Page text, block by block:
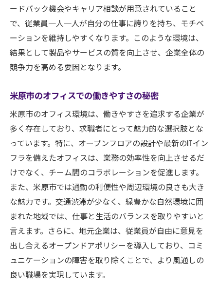
働く意義と快適オフィスの関係
米原市の快適オフィス求人で見つける新しいキ
ャリア
新しいキャリアの探し方
快適オフィスでのキャリア形成
米原市での求人が提供するキャリアチャン
快適オフィスでの成長戦略
米原市の求人がもたらすキャリアアップ事
例
快適オフィスで学べるスキルセット
快適オフィスでワークライフバランスを実現す
る米原市の求人情報
米原市でのワークライフバランスの実現方
法
快適オフィスが実現する理想の生活
米原市の企業が提供する福利厚生
快適オフィスでのライフスタイルの変化
ードバック機会やキャリア相談が用意されていること
で、従業員一人一人が自分の仕事に誇りを持ち、モチベ
ーションを維持しやすくなります。このような環境は、
結果として製品やサービスの質を向上させ、企業全体の
競争力を高める要因となります。
米原市のオフィスでの働きやすさの秘密
米原市のオフィス環境は、働きやすさを追求する企業が
多く存在しており、求職者にとって魅力的な選択肢とな
っています。特に、オープンフロアの設計や最新のITイン
フラを備えたオフィスは、業務の効率性を向上させるだ
けでなく、チーム間のコラボレーションを促進します。
また、米原市では通勤の利便性や周辺環境の良さも大き
な魅力です。交通渋滞が少なく、緑豊かな自然環境に囲
まれた地域では、仕事と生活のバランスを取りやすいと
言えます。さらに、地元企業は、従業員が自由に意見を
出し合えるオープンドアポリシーを導入しており、コミ
ュニケーションの障害を取り除くことで、より風通しの
良い職場を実現しています。